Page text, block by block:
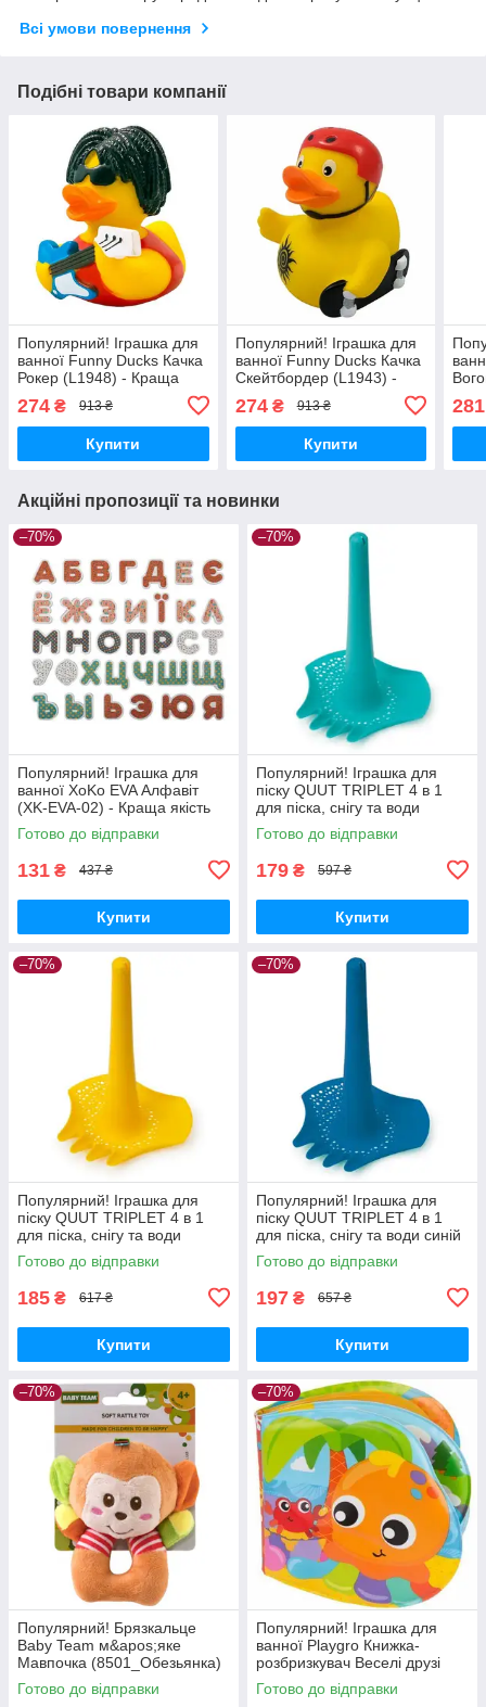
Всі умови повернення
Подібні товари компанії
Популярний! Іграшка для
ванної Funny Ducks Качка
Рокер (L1948) - Краща
Nukleon.com.ua
274 ₴ 913 ₴
Купити
Популярний! Іграшка для
ванної Funny Ducks Качка
Скейтбордер (L1943) -
Nukleon.com.ua
274₴ 913 ₴
Купити
281
Акційні пропозиції та новинки
–70%
Популярний! Іграшка для
ванної XoKo EVA Алфавіт
(XK-EVA-02) - Краща якість
тільки на Nukleon.com.ua
Готово до відправки
131 ₴ 437 ₴
Купити
–70%
Популярний! Іграшка для
піску QUUT TRIPLET 4 в 1
для піска, снігу та води
зелений (170006) - Краща
якість тільки на
Готово до відправки
179 ₴ 597 ₴
Купити
–70%
Популярний! Іграшка для
піску QUUT TRIPLET 4 в 1
для піска, снігу та води
жовтий (170037) - Краща
якість тільки на
Готово до відправки
185 ₴ 617 ₴
Купити
–70%
Популярний! Іграшка для
піску QUUT TRIPLET 4 в 1
для піска, снігу та води синій
(170624) - Краща якість
тільки на Nukleon.com.ua
Готово до відправки
197 ₴ 657 ₴
Купити
–70%
Популярний! Брязкальце
Baby Team м&apos;яке
Мавпочка (8501_Обезьянка)
- Краща якість тільки на
Nukleon.com.ua
Готово до відправки
–70%
Популярний! Іграшка для
ванної Playgro Книжка-
розбризкувач Веселі друзі
(69720) - Краща якість тільки
на Nukleon.com.ua
Готово до відправки